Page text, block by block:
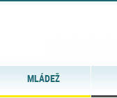
MLÁDEŽ